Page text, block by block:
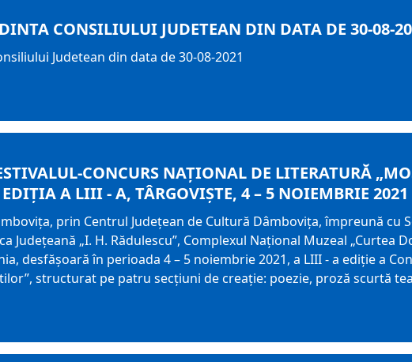
CONSILIULUI JUDETEAN DIN DATA DE 30-08-
Judetean din data de 30-08-2021
CONCURS NAŢIONAL DE LITERATURĂ
EDIŢIA A LIII - A, TÂRGOVIŞTE, 4 – 5 NOIEMBRIE 2021
prin Centrul Judeţean de Cultură Dâmboviţa, împreună cu
Judeţeană „I. H. Rădulescu”, Complexul Naţional Muzeal „Curtea
desfăşoară în perioada 4 – 5 noiembrie 2021, a LIII - a ediţie a
structurat pe patru secţiuni de creaţie: poezie, proză scurtă